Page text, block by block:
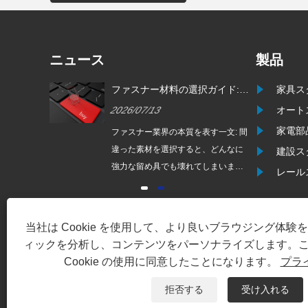
当社は Cookie を使用して、より良いブラウジング体験
ィックを分析し、コンテンツをパーソナライズします。
Cookie の使用に同意したことになります。 プラ
拒否する 受け入れる
ニュース
最も信頼
ファスナー材料の選択ガイド:
強度を決定し、表面処理は耐用
年数を決定します。
2026/07/13
ファスナー業界の本質を表す一文: 間
違った素材を選択すると、どんなに
強力な留め具でも壊れてしまいま
最高評価のファスナーであっても単
処理の選択を誤ると、どんなに良い
ネジでも錆びて使用できなくなりま
す。
製品
家具ス
オート
家電部
建設ス
レー